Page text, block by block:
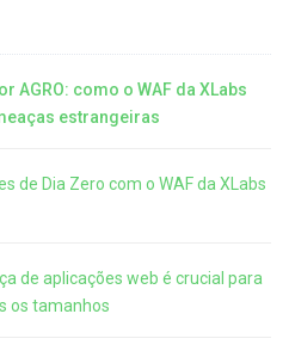
AGRO: como o WAF da XLabs
estrangeiras
de Dia Zero com o WAF da XLabs
de aplicações web é crucial para
os tamanhos